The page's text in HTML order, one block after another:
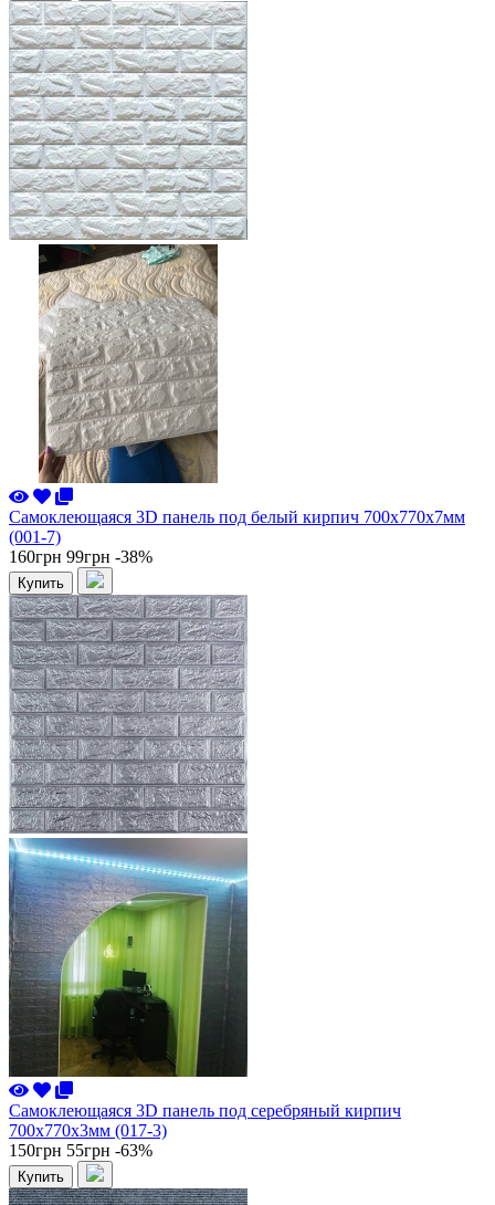
Самоклеющаяся 3D панель под белый кирпич 700x770x7мм
(001-7)
160грн 99грн -38%
Купить
Самоклеющаяся 3D панель под серебряный кирпич
700x770x3мм (017-3)
150грн 55грн -63%
Купить